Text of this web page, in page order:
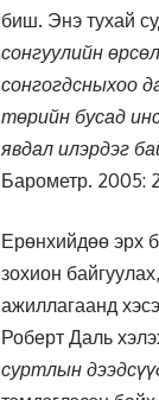
биш. Энэ тухай
сонгуулийн
сонгогдсныхоо
төрийн бусад
явдал илэрдэг
Барометр. 2005:
Ерөнхийдөө эрх
зохион
ажиллагаанд
Роберт Даль
суртлын